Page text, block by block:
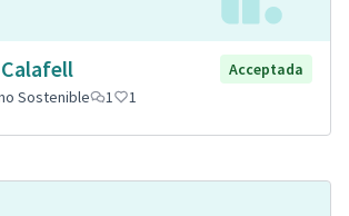
Acceptada
Sostenible 1 1